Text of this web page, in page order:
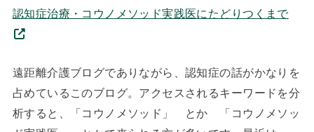
認知症治療・コウノメソッド実践医にたどりつくまで
遠距離介護ブログでありながら、認知症の話がかなりを
占めているこのブログ。アクセスされるキーワードを分
析すると、「コウノメソッド」 とか 「コウノメソッ